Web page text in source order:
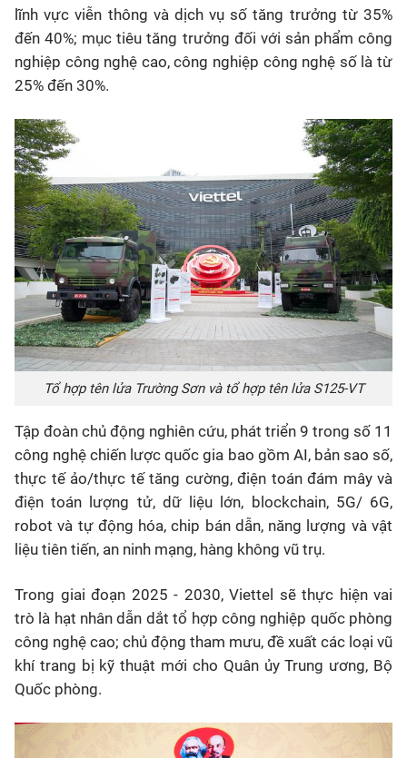
lĩnh vực viễn thông và dịch vụ số tăng trưởng từ 35%
đến 40%; mục tiêu tăng trưởng đối với sản phẩm công
nghiệp công nghệ cao, công nghiệp công nghệ số là từ
25% đến 30%.
Tổ hợp tên lửa Trường Sơn và tổ hợp tên lửa S125-VT
Tập đoàn chủ động nghiên cứu, phát triển 9 trong số 11
công nghệ chiến lược quốc gia bao gồm AI, bản sao số,
thực tế ảo/thực tế tăng cường, điện toán đám mây và
điện toán lượng tử, dữ liệu lớn, blockchain, 5G/ 6G,
robot và tự động hóa, chip bán dẫn, năng lượng và vật
liệu tiên tiến, an ninh mạng, hàng không vũ trụ.
Trong giai đoạn 2025 - 2030, Viettel sẽ thực hiện vai
trò là hạt nhân dẫn dắt tổ hợp công nghiệp quốc phòng
công nghệ cao; chủ động tham mưu, đề xuất các loại vũ
khí trang bị kỹ thuật mới cho Quân ủy Trung ương, Bộ
Quốc phòng.